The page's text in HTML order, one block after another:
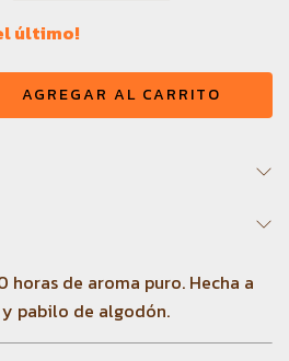
último!
horas de aroma puro. Hecha a
pabilo de algodón.